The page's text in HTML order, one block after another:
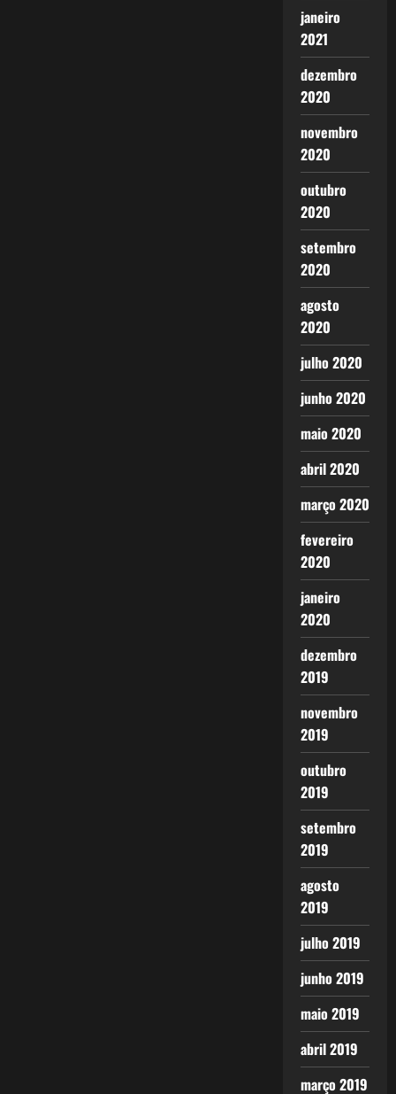
janeiro
2021
dezembro
2020
novembro
2020
outubro
2020
setembro
2020
agosto
2020
julho 2020
junho 2020
maio 2020
abril 2020
março 2020
fevereiro
2020
janeiro
2020
dezembro
2019
novembro
2019
outubro
2019
setembro
2019
agosto
2019
julho 2019
junho 2019
maio 2019
abril 2019
março 2019